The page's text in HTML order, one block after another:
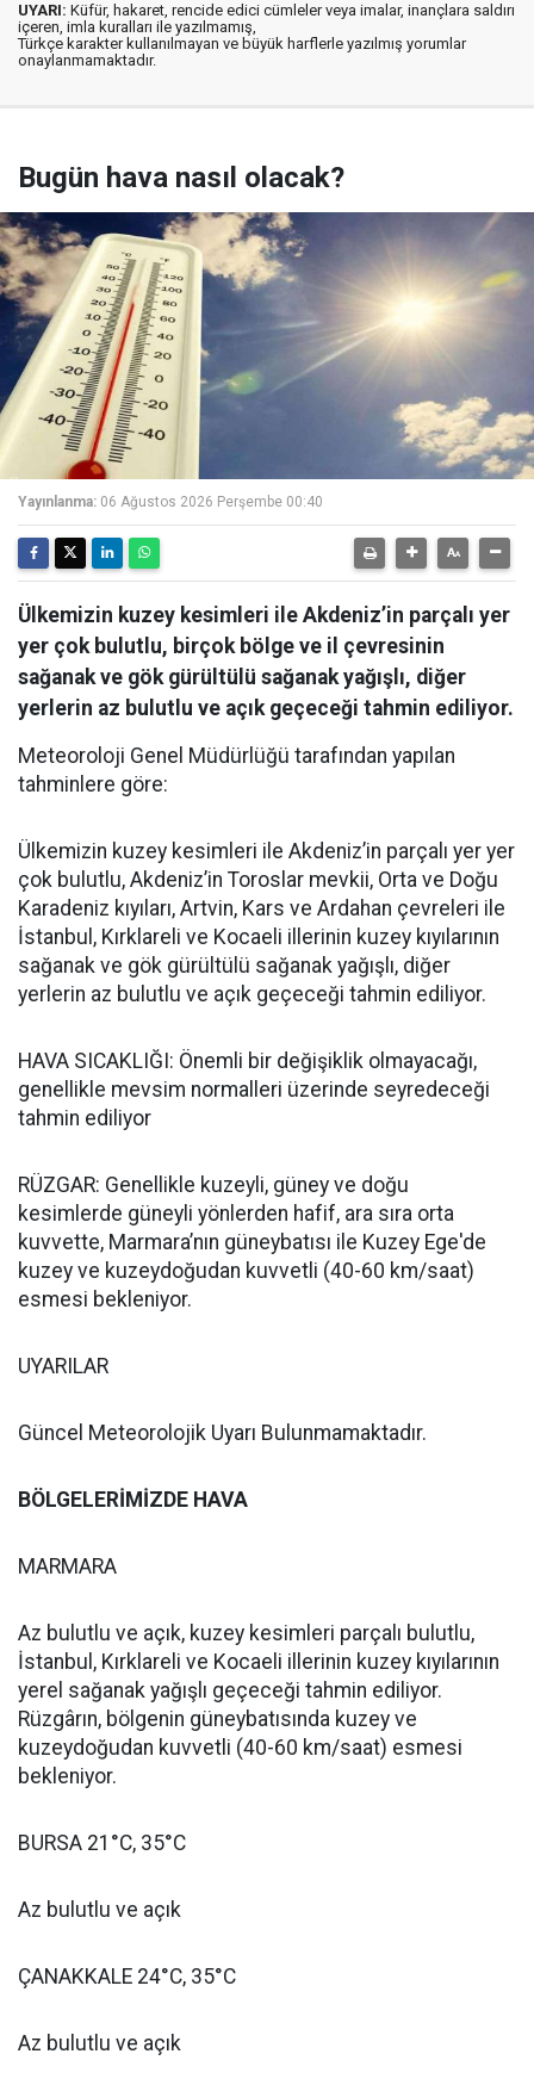
UYARI: Küfür, hakaret, rencide edici cümleler veya imalar, inançlara saldırı
içeren, imla kuralları ile yazılmamış,
Türkçe karakter kullanılmayan ve büyük harflerle yazılmış yorumlar
onaylanmamaktadır.
Bugün hava nasıl olacak?
Yayınlanma: 06 Ağustos 2026 Perşembe 00:40
Ülkemizin kuzey kesimleri ile Akdeniz’in parçalı yer
yer çok bulutlu, birçok bölge ve il çevresinin
sağanak ve gök gürültülü sağanak yağışlı, diğer
yerlerin az bulutlu ve açık geçeceği tahmin ediliyor.
Meteoroloji Genel Müdürlüğü tarafından yapılan
tahminlere göre:
Ülkemizin kuzey kesimleri ile Akdeniz’in parçalı yer yer
çok bulutlu, Akdeniz’in Toroslar mevkii, Orta ve Doğu
Karadeniz kıyıları, Artvin, Kars ve Ardahan çevreleri ile
İstanbul, Kırklareli ve Kocaeli illerinin kuzey kıyılarının
sağanak ve gök gürültülü sağanak yağışlı, diğer
yerlerin az bulutlu ve açık geçeceği tahmin ediliyor.
HAVA SICAKLIĞI: Önemli bir değişiklik olmayacağı,
genellikle mevsim normalleri üzerinde seyredeceği
tahmin ediliyor
RÜZGAR: Genellikle kuzeyli, güney ve doğu
kesimlerde güneyli yönlerden hafif, ara sıra orta
kuvvette, Marmara’nın güneybatısı ile Kuzey Ege'de
kuzey ve kuzeydoğudan kuvvetli (40-60 km/saat)
esmesi bekleniyor.
UYARILAR
Güncel Meteorolojik Uyarı Bulunmamaktadır.
BÖLGELERİMİZDE HAVA
MARMARA
Az bulutlu ve açık, kuzey kesimleri parçalı bulutlu,
İstanbul, Kırklareli ve Kocaeli illerinin kuzey kıyılarının
yerel sağanak yağışlı geçeceği tahmin ediliyor.
Rüzgârın, bölgenin güneybatısında kuzey ve
kuzeydoğudan kuvvetli (40-60 km/saat) esmesi
bekleniyor.
BURSA 21°C, 35°C
Az bulutlu ve açık
ÇANAKKALE 24°C, 35°C
Az bulutlu ve açık